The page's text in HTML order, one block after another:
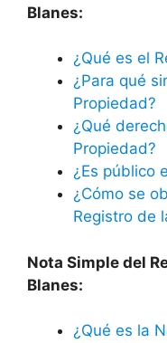
Blanes:
¿Qué es el
¿Para qué
Propiedad?
¿Qué
Propiedad?
¿Es público
¿Cómo se
Registro de
Nota Simple del
Blanes:
¿Qué es la